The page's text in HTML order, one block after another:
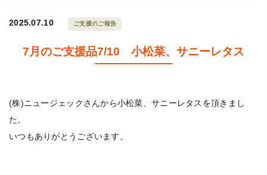
2025.07.10 ご支援のご報告
7月のご支援品7/10 小松菜、サニーレタス
(株)ニュージェックさんから小松菜、サニーレタスを頂きまし
た。
いつもありがとうございます。